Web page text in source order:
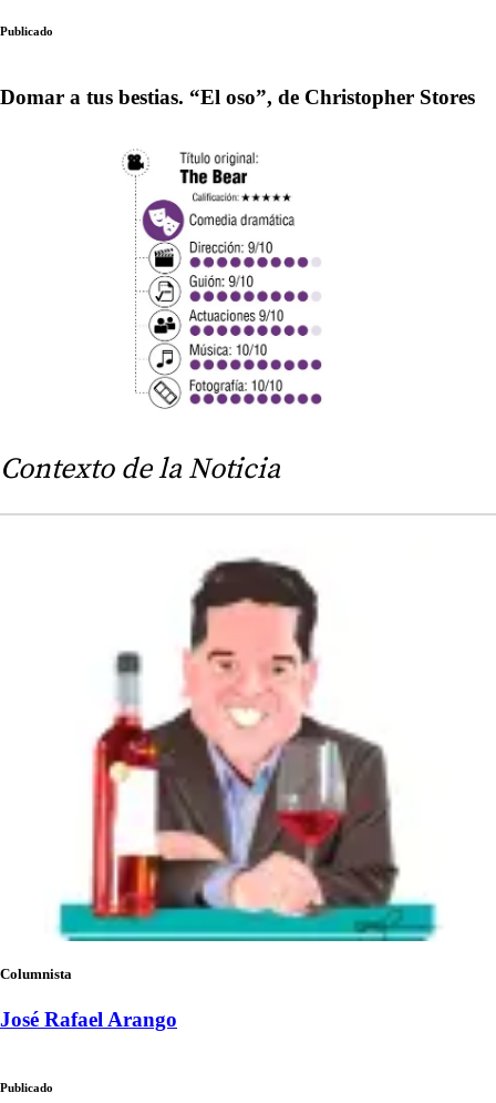
Publicado
Domar a tus bestias. “El oso”, de Christopher Stores
Contexto de la Noticia
Columnista
José Rafael Arango
Publicado